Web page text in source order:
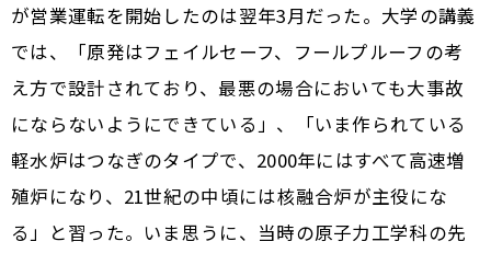
が営業運転を開始したのは翌年3月だった。大学の講義
では、「原発はフェイルセーフ、フールプルーフの考
え方で設計されており、最悪の場合においても大事故
にならないようにできている」、「いま作られている
軽水炉はつなぎのタイプで、2000年にはすべて高速増
殖炉になり、21世紀の中頃には核融合炉が主役にな
る」と習った。いま思うに、当時の原子力工学科の先